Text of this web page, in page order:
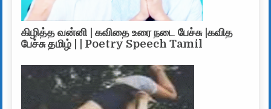
கிழித்த வன்னி | கவிதை உரை நடை பேச்சு |கவித
பேச்சு தமிழ் | | Poetry Speech Tamil